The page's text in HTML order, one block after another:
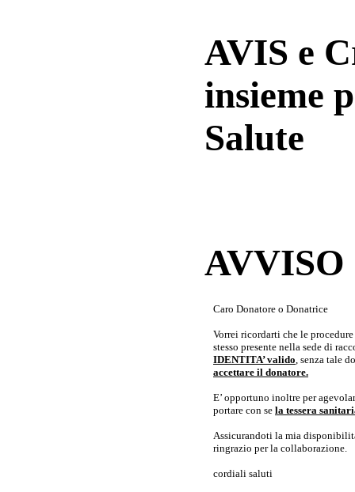
AVIS e
insieme
Salute
Caro Donatore o Donatrice
Vorrei ricordarti che le
stesso presente nella sede di
IDENTITA’ valido, senza tale
accettare il donatore.
E’ opportuno inoltre per
portare con se la tessera
Assicurandoti la mia
ringrazio per la collaborazione.
cordiali saluti